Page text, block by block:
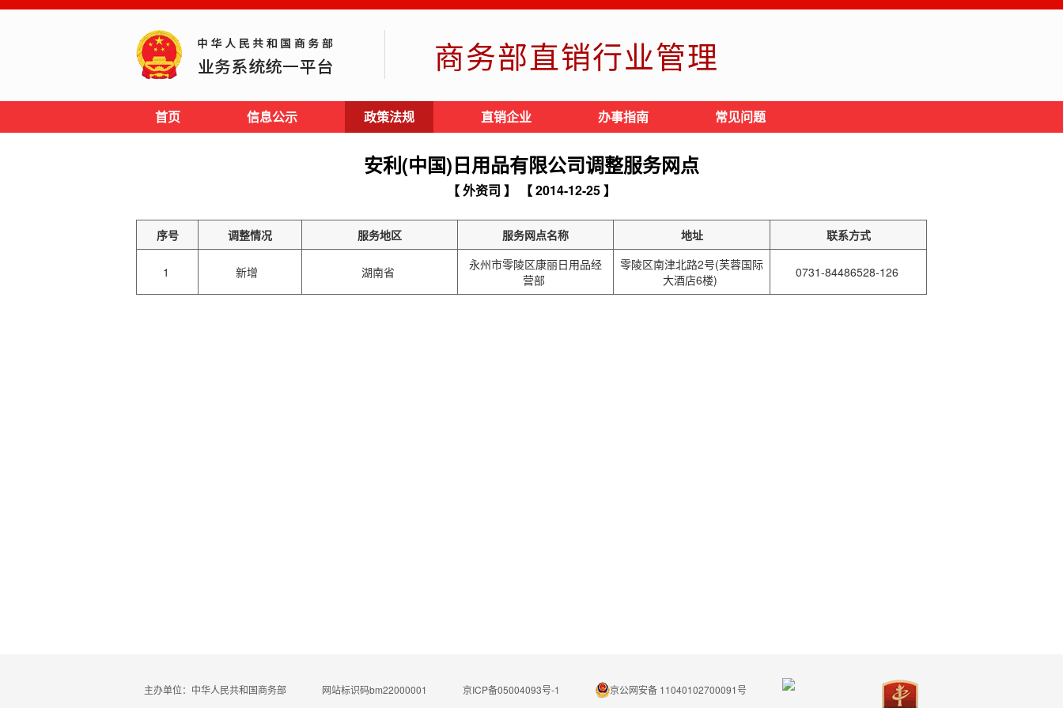
商务部直销行业管理
首页 信息公示 政策法规 直销企业 办事指南 常见问题
安利(中国)日用品有限公司调整服务网点
【 外资司 】 【 2014-12-25 】
序号 调整情况 服务地区 服务网点名称 地址 联系方式
1 新增 湖南省
永州市零陵区康丽日用品经
营部
零陵区南津北路2号(芙蓉国际
大酒店6楼)
0731-84486528-126
主办单位：中华人民共和国商务部 网站标识码bm22000001 京ICP备05004093号-1
京公网安备 11040102700091号